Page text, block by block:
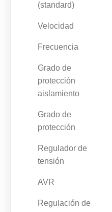
(standard)
Velocidad
Frecuencia
Grado de
protección
aislamiento
Grado de
protección
Regulador de
tensión
AVR
Regulación de